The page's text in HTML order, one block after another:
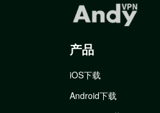
产品
iOS下载
Android下载